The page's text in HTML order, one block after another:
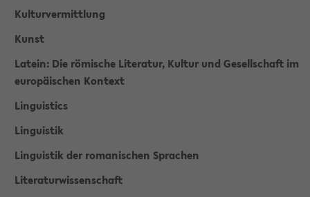
Kulturvermittlung
Kunst
Latein: Die römische Literatur, Kultur und Gesellschaft im
europäischen Kontext
Linguistics
Linguistik
Linguistik der romanischen Sprachen
Literaturwissenschaft